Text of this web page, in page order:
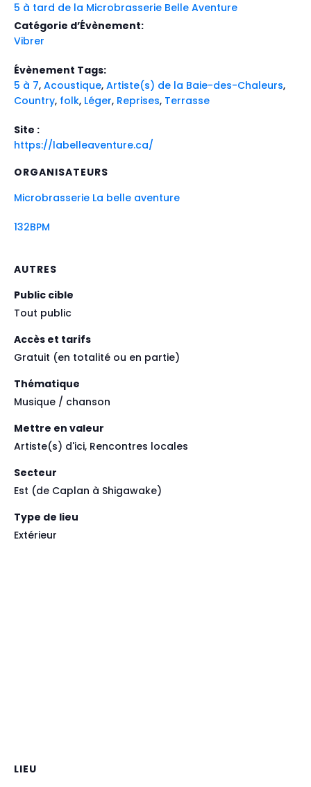
5 à tard de la Microbrasserie Belle Aventure
Catégorie d’Évènement:
Vibrer
Évènement Tags:
5 à 7, Acoustique, Artiste(s) de la Baie-des-Chaleurs,
Country, folk, Léger, Reprises, Terrasse
Site :
https://labelleaventure.ca/
ORGANISATEURS
Microbrasserie La belle aventure
132BPM
AUTRES
Public cible
Tout public
Accès et tarifs
Gratuit (en totalité ou en partie)
Thématique
Musique / chanson
Mettre en valeur
Artiste(s) d'ici, Rencontres locales
Secteur
Est (de Caplan à Shigawake)
Type de lieu
Extérieur
LIEU